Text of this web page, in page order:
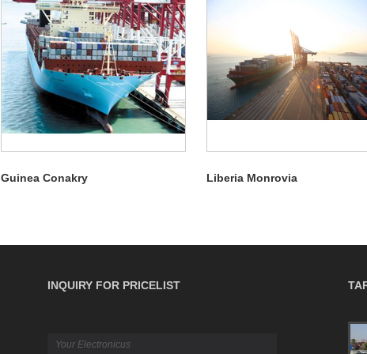
Guinea Conakry Liberia Monrovia
INQUIRY FOR PRICELIST